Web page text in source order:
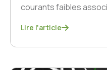
courants faibles
Lire l'article